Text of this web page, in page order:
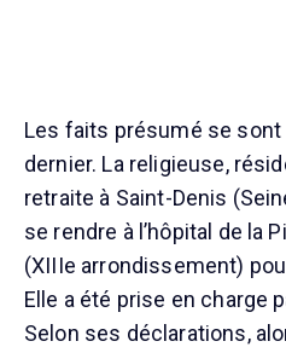
Les faits présumé se sont
dernier. La religieuse,
retraite à Saint-Denis
se rendre à l’hôpital de la
(XIIIe arrondissement)
Elle a été prise en charge
Selon ses déclarations,